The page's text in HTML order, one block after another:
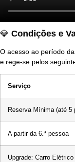
💎 Condições e
O acesso ao período
e rege-se pelos
Serviço
Reserva Mínima (até 5
A partir da 6.ª pessoa
Upgrade: Carro Elétrico